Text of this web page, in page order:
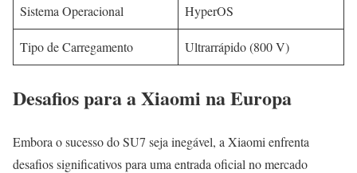
Sistema Operacional HyperOS
Tipo de Carregamento Ultrarrápido (800 V)
Desafios para a Xiaomi na Europa
Embora o sucesso do SU7 seja inegável, a Xiaomi enfrenta
desafios significativos para uma entrada oficial no mercado